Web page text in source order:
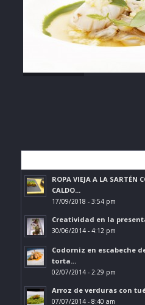
ROPA VIEJA A LA SARTÉN
CALDO...
17/09/2018 - 3:54 pm
Creatividad en la
30/06/2014 - 4:12 pm
Codorniz en escabeche
torta...
02/07/2014 - 2:29 pm
Arroz de verduras con
07/07/2014 - 8:40 am